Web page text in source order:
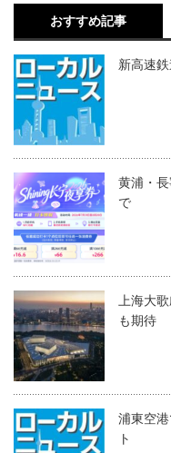
おすすめ記事
新高速
黄浦・
で
上海大
も期待
浦東空
ト